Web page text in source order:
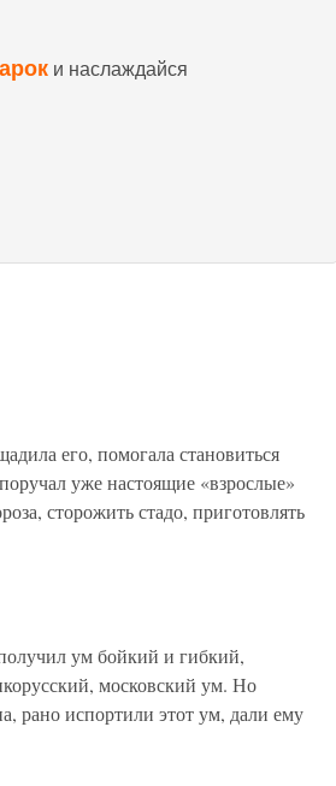
и наслаждайся
его, помогала становиться
уже настоящие «взрослые»
сторожить стадо, приготовлять
ум бойкий и гибкий,
московский ум. Но
рано испортили этот ум, дали ему